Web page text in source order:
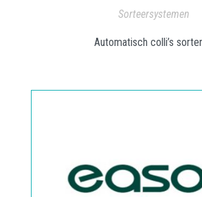
Sorteersystemen
Automatisch colli’s